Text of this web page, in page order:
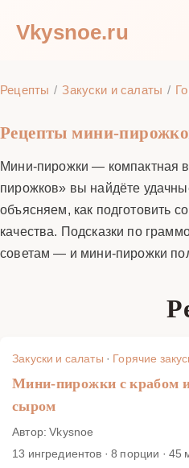
Vkysnoe.ru
Рецепты Закуски и салаты
Рецепты мини-
Мини-пирожки — компактная
пирожков» вы найдёте
объясняем, как подготовить
качества. Подсказки по
советам — и мини-пирожки
Закуски и салаты · Горячие
Мини-пирожки с крабом
сыром
Автор: Vkysnoe
13 ингредиентов · 8 порции · 45